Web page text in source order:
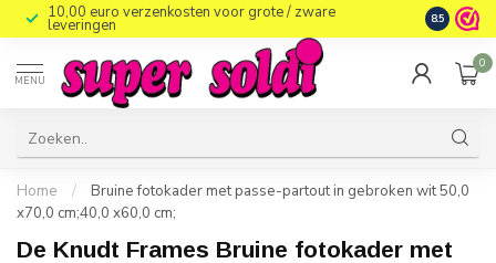
10,00 euro verzenkosten voor grote / zware
leveringen 8.5
MENU
0
Home /
Bruine fotokader met passe-partout in gebroken wit 50,0
x70,0 cm;40,0 x60,0 cm;
De Knudt Frames Bruine fotokader met